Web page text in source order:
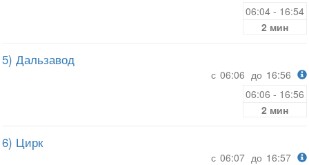
06:04 - 16:54
2 мин
5) Дальзавод
с 06:06 до 16:56
06:06 - 16:56
2 мин
6) Цирк
с 06:07 до 16:57